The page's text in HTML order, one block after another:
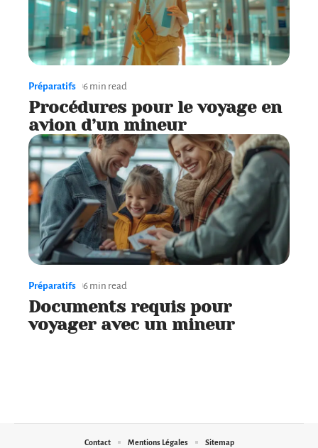
Préparatifs 6 min read
Procédures pour le voyage en
avion d’un mineur
Préparatifs 6 min read
Documents requis pour
voyager avec un mineur
Contact Mentions Légales Sitemap